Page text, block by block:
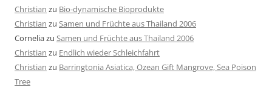
Christian zu Bio-dynamische Bioprodukte
Christian zu Samen und Früchte aus Thailand 2006
Corneliazu Samen und Früchte aus Thailand 2006
Christian zu Endlich wieder Schleichfahrt
Christian zu Barringtonia Asiatica, Ozean Gift Mangrove, Sea Poison
Tree